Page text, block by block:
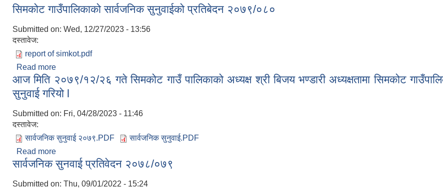
सिमकोट गाउँपालिकाको सार्वजनिक सुनुवाईको प्रतिबेदन २०७९/०८०
Submitted on: Wed, 12/27/2023 - 13:56
दस्तावेज:
report of simkot.pdf
Read more
आज मिति २०७९/१२/२६ गते सिमकोट गाउँ पालिकाको अध्यक्ष श्री बिजय भण्डारी अध्यक्षतामा सिमकोट
सुनुवाई गरियो l
Submitted on: Fri, 04/28/2023 - 11:46
दस्तावेज:
सार्वजनिक सुनुवाई २०७९.PDF
सार्वजनिक सुनुवाई.PDF
Read more
सार्वजनिक सुनवाई प्रतिवेदन २०७८/०७९
Submitted on: Thu, 09/01/2022 - 15:24